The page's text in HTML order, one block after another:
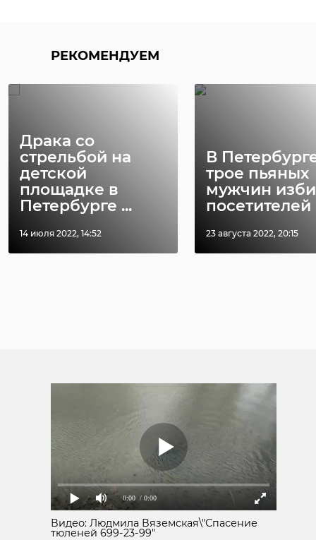
РЕКОМЕНДУЕМ
Драка со
стрельбой на
детской
площадке в
Петербурге ...
14 июля 2022, 14:52
В
трое пьяных
мужчин
посетителей
23 августа 2022, 20:15
0:00 / 0:00
Видео: Людмила Вяземская\"Спасение
тюленей 699-23-99"
Ленобласти
Поделиться статьей: